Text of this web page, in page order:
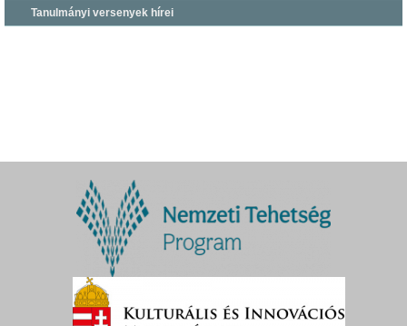
Tanulmányi versenyek hírei